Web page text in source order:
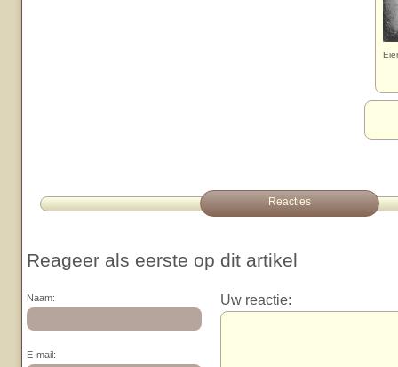
Reacties
Reageer als eerste op dit artikel
Naam:
E-mail:
Uw reactie: